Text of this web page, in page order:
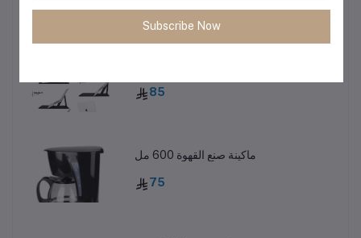
85
ماكينة صنع القهوة 600 مل
75
Subscribe Now